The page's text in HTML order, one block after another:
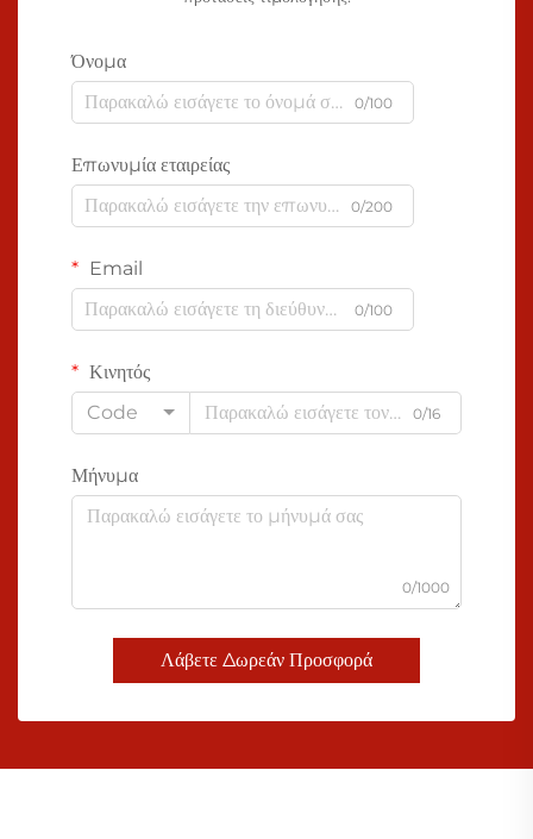
Όνομα
0/100
Επωνυμία εταιρείας
0/200
Email
0/100
Κινητός
Code
0/16
Μήνυμα
0/1000
Λάβετε Δωρεάν Προσφορά